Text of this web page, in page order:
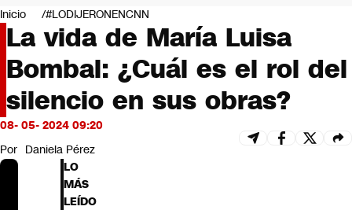
Negocios
Deportes
Programas completos
Cultura
Servicios
Bits
CNN tiempo
Futuro 360
Opinión
Inicio #LODIJERONENCNN
La vida de María Luisa
Bombal: ¿Cuál es el rol del
silencio en sus obras?
08- 05- 2024 09:20
Por Daniela Pérez
LO
MÁS
LEÍDO